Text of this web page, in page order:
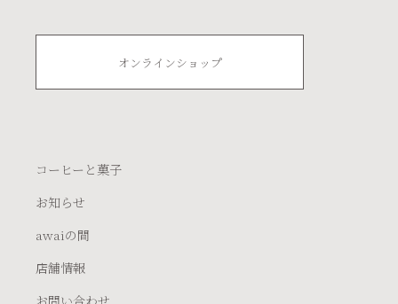
オンラインショップ
コーヒーと菓子
お知らせ
awaiの間
店舗情報
お問い合わせ